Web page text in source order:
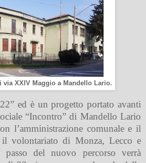
via XXIV Maggio a Mandello Lario.
ed è un progetto portato avanti
“Incontro” di Mandello Lario
l’amministrazione comunale e il
volontariato di Monza, Lecco e
del nuovo percorso verrà